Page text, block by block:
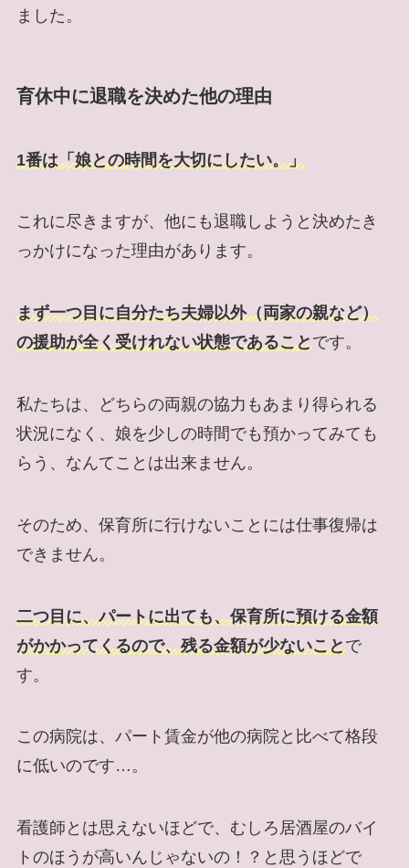
ました。
育休中に退職を決めた他の理由
1番は「娘との時間を大切にしたい。」
これに尽きますが、他にも退職しようと決めたき
っかけになった理由があります。
まず一つ目に自分たち夫婦以外（両家の親など）
の援助が全く受けれない状態であることです。
私たちは、どちらの両親の協力もあまり得られる
状況になく、娘を少しの時間でも預かってみても
らう、なんてことは出来ません。
そのため、保育所に行けないことには仕事復帰は
できません。
二つ目に、パートに出ても、保育所に預ける金額
がかかってくるので、残る金額が少ないことで
す。
この病院は、パート賃金が他の病院と比べて格段
に低いのです…。
看護師とは思えないほどで、むしろ居酒屋のバイ
トのほうが高いんじゃないの！？と思うほどで